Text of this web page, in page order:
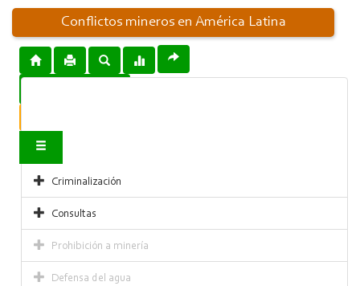
Conflictos mineros en América Latina
Criminalización
Consultas
Prohibición a minería
Defensa del agua